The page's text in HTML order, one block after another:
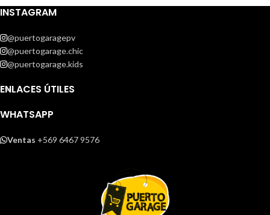
INSTAGRAM
@puertogaragepv
@puertogarage.chic
@puertogarage.kids
ENLACES ÚTILES
WHATSAPP
Ventas +569 6467 9576